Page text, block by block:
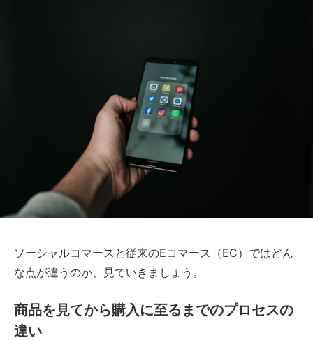
ソーシャルコマースと従来のEコマース（EC）ではどん
な点が違うのか、見ていきましょう。
商品を見てから購入に至るまでのプロセスの
違い